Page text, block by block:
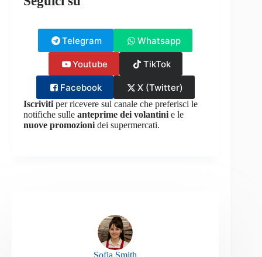
Telegram Whatsapp
Youtube TikTok
Facebook X (Twitter)
Iscriviti per ricevere sul canale che preferisci le
notifiche sulle anteprime dei volantini e le
nuove promozioni dei supermercati.
Sofia Smith